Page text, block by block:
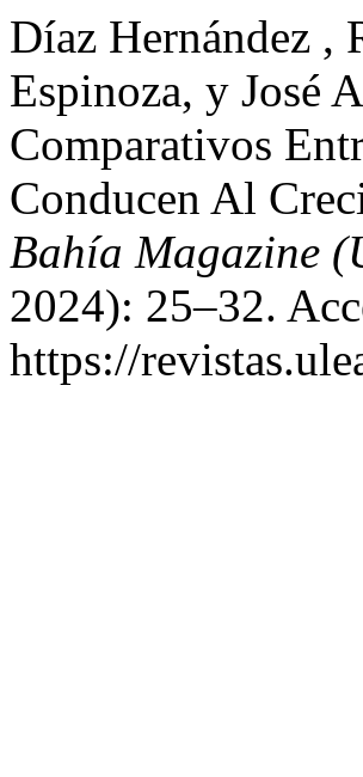
Díaz Hernández ,
Espinoza, y José
Comparativos
Conducen Al
Bahía Magazine
2024): 25–32.
https://